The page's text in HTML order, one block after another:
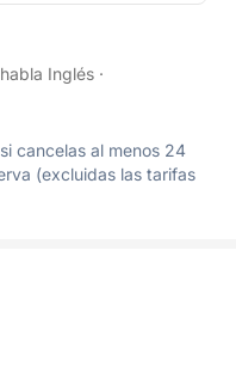
Inglés ·
cancelas al menos 24
(excluidas las tarifas